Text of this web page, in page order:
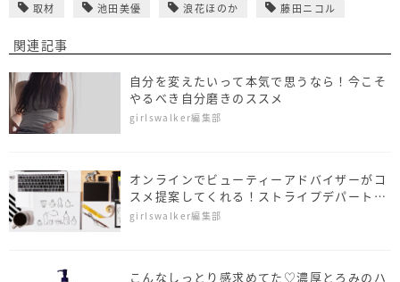
取材 池田美優 浪花ほのか 藤田ニコル
関連記事
自分を変えたいって本気で思うなら！今こそ
やるべき自分磨きのススメ
girlswalker編集部
オンラインでビューティーアドバイザーがコ
スメ提案してくれる！ストライプデパートメ
ントに注目♡
girlswalker編集部
こんなしっとり感求めてた♡濃厚とろみのハ